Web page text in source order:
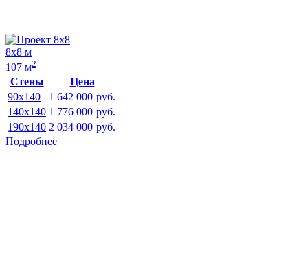
8х8 м
107 м2
Стены
Цена
90x140
1 642 000 руб.
140x140 1 776 000 руб.
190x140 2 034 000 руб.
Подробнее